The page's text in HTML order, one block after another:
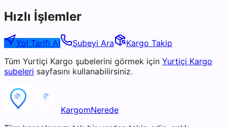
Hızlı İşlemler
Yol Tarifi Al Şubeyi Ara
Kargo Takip
Tüm Yurtiçi Kargo şubelerini görmek için Yurtiçi Kargo
şubeleri sayfasını kullanabilirsiniz.
KargomNerede